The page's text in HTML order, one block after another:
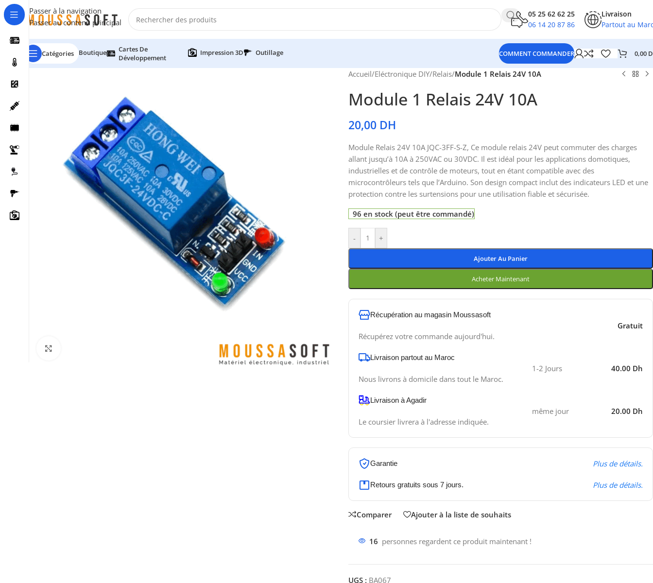
Passer à la navigation
Passer au contenu principal
moussasoft
05 25 62 62 25
06 14 20 87 86
Livraison
Partout au
Catégories Boutique
Cartes De
Développement
Impression 3D Outillage COMMENT COMMANDER 0,00
Accueil/Eléctronique DIY/Relais/Module 1 Relais 24V 10A
Module 1 Relais 24V 10A
20,00 DH
Module Relais 24V 10A JQC-3FF-S-Z, Ce module relais 24V peut commuter des charges
allant jusqu’à 10A à 250VAC ou 30VDC. Il est idéal pour les applications domotiques,
industrielles et de contrôle de moteurs, tout en étant compatible avec des
microcontrôleurs tels que l’Arduino. Son design compact inclut des indicateurs LED et une
protection contre les surtensions pour une utilisation fiable et sécurisée.
96 en stock (peut être commandé)
- +
Ajouter Au Panier
Acheter Maintenant
Récupération au magasin Moussasoft
Récupérez votre commande aujourd'hui.
Gratuit
Livraison partout au Maroc
Nous livrons à domicile dans tout le Maroc.
1-2 Jours 40.00 Dh
Livraison à Agadir
Le coursier livrera à l'adresse indiquée.
même jour 20.00 Dh
Garantie Plus de détails.
Retours gratuits sous 7 jours. Plus de détails.
Comparer Ajouter à la liste de souhaits
16 personnes regardent ce produit maintenant !
UGS : BA067